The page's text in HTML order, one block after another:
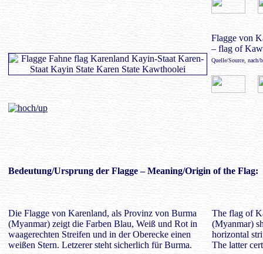
Flagge von
– flag of
Quelle/Source,
Bedeutung/Ursprung der Flagge – Meaning/Origin of the Flag:
Die Flagge von Karenland, als Provinz von Burma
(Myanmar) zeigt die Farben Blau, Weiß und Rot in
waagerechten Streifen und in der Oberecke einen
weißen Stern. Letzerer steht sicherlich für Burma.
The flag of
(Myanmar)
horizontal
The latter